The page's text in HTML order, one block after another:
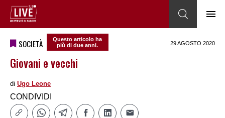
SOCIETÀ
Questo articolo ha
più di due anni.
29 AGOSTO 2020
Giovani e vecchi
di Ugo Leone
CONDIVIDI